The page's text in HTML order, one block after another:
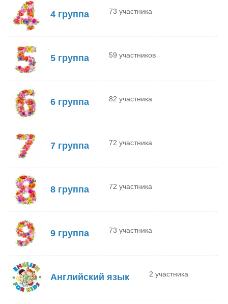
4 группа 73 участника
5 группа 59 участников
6 группа 82 участника
7 группа 72 участника
8 группа 72 участника
9 группа 73 участника
Английский язык 2 участника